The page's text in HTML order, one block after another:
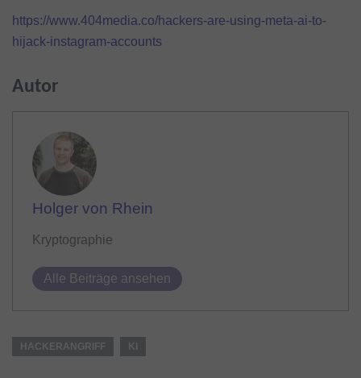
https://www.404media.co/hackers-are-using-meta-ai-to-
hijack-instagram-accounts
Autor
Holger von Rhein
Kryptographie
Alle Beiträge ansehen
HACKERANGRIFF KI